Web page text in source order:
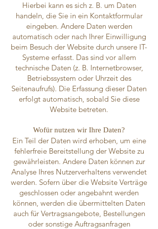
Hierbei kann es sich z. B. um Daten
handeln, die Sie in ein Kontaktformular
eingeben. Andere Daten werden
automatisch oder nach Ihrer Einwilligung
beim Besuch der Website durch unsere IT-
Systeme erfasst. Das sind vor allem
technische Daten (z. B. Internetbrowser,
Betriebssystem oder Uhrzeit des
Seitenaufrufs). Die Erfassung dieser Daten
erfolgt automatisch, sobald Sie diese
Website betreten.
Wofür nutzen wir Ihre Daten?
Ein Teil der Daten wird erhoben, um eine
fehlerfreie Bereitstellung der Website zu
gewährleisten. Andere Daten können zur
Analyse Ihres Nutzerverhaltens verwendet
werden. Sofern über die Website Verträge
geschlossen oder angebahnt werden
können, werden die übermittelten Daten
auch für Vertragsangebote, Bestellungen
oder sonstige Auftragsanfragen